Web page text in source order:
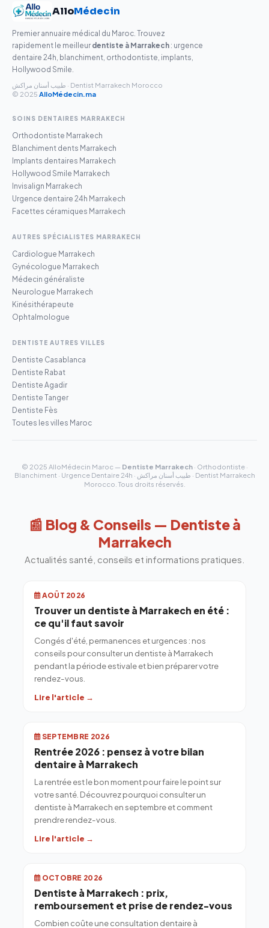
AlloMédecin
Premier annuaire médical du Maroc. Trouvez
rapidement le meilleur dentiste à Marrakech : urgence
dentaire 24h, blanchiment, orthodontiste, implants,
Hollywood Smile.
طبيب أسنان مراكش · Dentist Marrakech Morocco
© 2025 AlloMédecin.ma
SOINS DENTAIRES MARRAKECH
Orthodontiste Marrakech
Blanchiment dents Marrakech
Implants dentaires Marrakech
Hollywood Smile Marrakech
Invisalign Marrakech
Urgence dentaire 24h Marrakech
Facettes céramiques Marrakech
AUTRES SPÉCIALISTES MARRAKECH
Cardiologue Marrakech
Gynécologue Marrakech
Médecin généraliste
Neurologue Marrakech
Kinésithérapeute
Ophtalmologue
DENTISTE AUTRES VILLES
Dentiste Casablanca
Dentiste Rabat
Dentiste Agadir
Dentiste Tanger
Dentiste Fès
Toutes les villes Maroc
© 2025 AlloMédecin Maroc — Dentiste Marrakech· Orthodontiste ·
Blanchiment · Urgence Dentaire 24h · طبيب أسنان مراكش · Dentist Marrakech
Morocco. Tous droits réservés.
📰 Blog & Conseils — Dentiste à
Marrakech
Actualités santé, conseils et informations pratiques.
AOÛT 2026
Trouver un dentiste à Marrakech en été :
ce qu'il faut savoir
Congés d'été, permanences et urgences : nos
conseils pour consulter un dentiste à Marrakech
pendant la période estivale et bien préparer votre
rendez-vous.
Lire l'article →
SEPTEMBRE 2026
Rentrée 2026 : pensez à votre bilan
dentaire à Marrakech
La rentrée est le bon moment pour faire le point sur
votre santé. Découvrez pourquoi consulter un
dentiste à Marrakech en septembre et comment
prendre rendez-vous.
Lire l'article →
OCTOBRE 2026
Dentiste à Marrakech : prix,
remboursement et prise de rendez-vous
Combien coûte une consultation dentaire à